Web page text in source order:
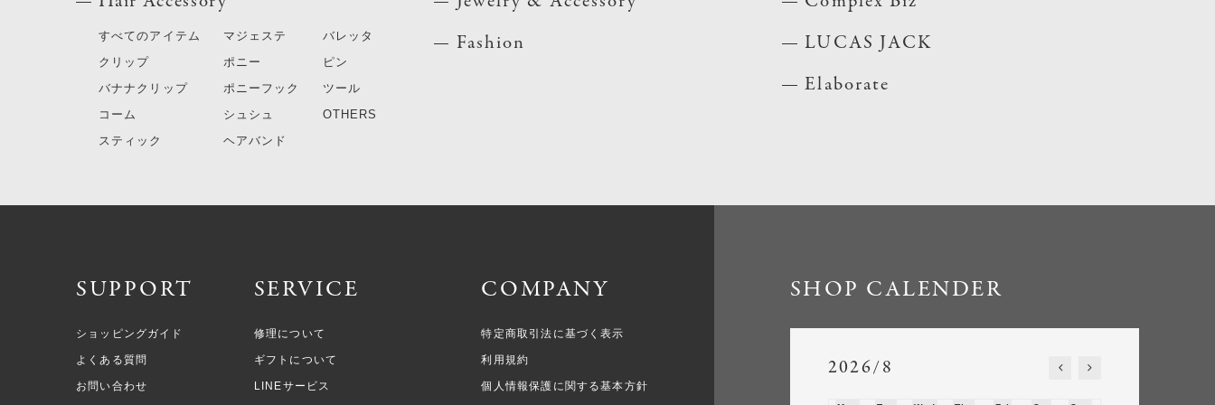
すべてのアイテム
クリップ
バナナクリップ
コーム
スティック
マジェステ
ポニー
ポニーフック
シュシュ
ヘアバンド
バレッタ
ピン
ツール
OTHERS
Fashion
LUCAS JACK
Elaborate
SUPPORT
ショッピングガイド
よくある質問
お問い合わせ
SERVICE
修理について
ギフトについて
LINEサービス
COMPANY
特定商取引法に基づく表示
利用規約
個人情報保護に関する基本方針
SHOP CALENDER
2026/8